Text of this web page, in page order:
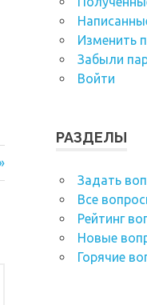
Изменить
Забыли
Войти
РАЗДЕЛЫ
Задать
Все
Рейтинг
Новые
Горячие